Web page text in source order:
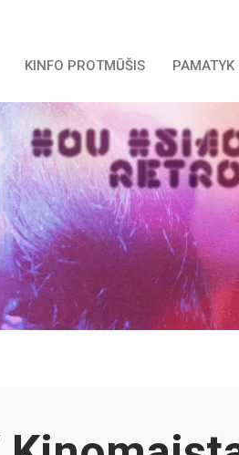
KINFO PROTMŪŠIS PAMATYK